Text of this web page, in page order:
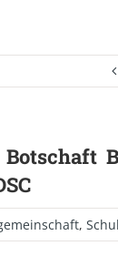
Botschaft
,